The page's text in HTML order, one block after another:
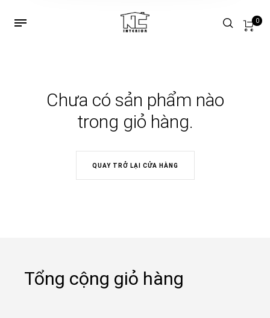
0
Chưa có sản phẩm nào
trong giỏ hàng.
QUAY TRỞ LẠI CỬA HÀNG
Tổng cộng giỏ hàng